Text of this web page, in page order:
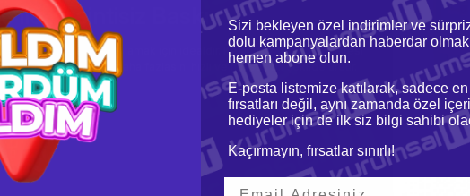
ile Kesintisiz Baskı
ihtiyaçlarını karşılamak için idealdir. Kesintisiz baskı kapasitesi
Barkod, etiket ve daha fazlasını hızlı ve hassas bir şekilde üretir.
Sizi bekleyen özel indirimler ve
dolu kampanyalardan haberdar
hemen abone olun.
E-posta listemize katılarak, sadece
fırsatları değil, aynı zamanda özel
hediyeler için de ilk siz bilgi sahibi
Kaçırmayın, fırsatlar sınırlı!